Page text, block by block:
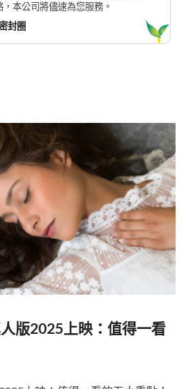
本公司將儘速為您服務。
封圈
版2025上映：值得一看